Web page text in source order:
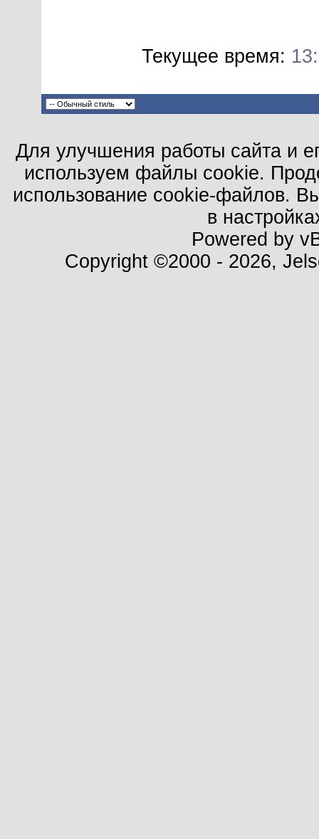
Текущее время:
Для улучшения работы сайта и
используем файлы cookie.
использование cookie-файлов.
в
Powered by
Copyright ©2000 - 2026,